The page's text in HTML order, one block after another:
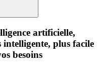
artificielle,
plus facile
besoins